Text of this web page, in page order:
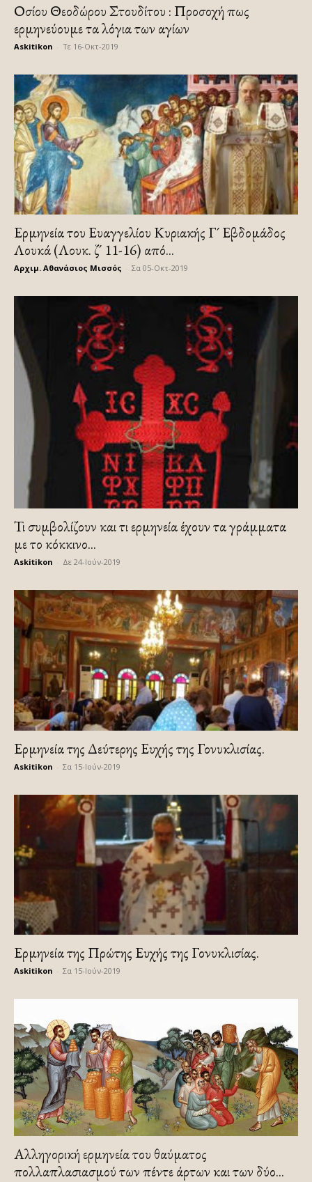
Οσίου Θεοδώρου Στουδίτου : Προσοχή πως
ερμηνεύουμε τα λόγια των αγίων
Askitikon Τε 16-Οκτ-2019
Ερμηνεία του Ευαγγελίου Κυριακής Γ´ Εβδομάδος
Λουκά (Λουκ. ζ´ 11-16) από...
Αρχιμ. Αθανάσιος Μισσός Σα 05-Οκτ-2019
Τι συμβολίζουν και τι ερμηνεία έχουν τα γράμματα
με το κόκκινο...
Askitikon Δε 24-Ιούν-2019
Ερμηνεία της Δεύτερης Ευχής της Γονυκλισίας.
Askitikon Σα 15-Ιούν-2019
Ερμηνεία της Πρώτης Ευχής της Γονυκλισίας.
Askitikon Σα 15-Ιούν-2019
Αλληγορική ερμηνεία του θαύματος
πολλαπλασιασμού των πέντε άρτων και των δύο...